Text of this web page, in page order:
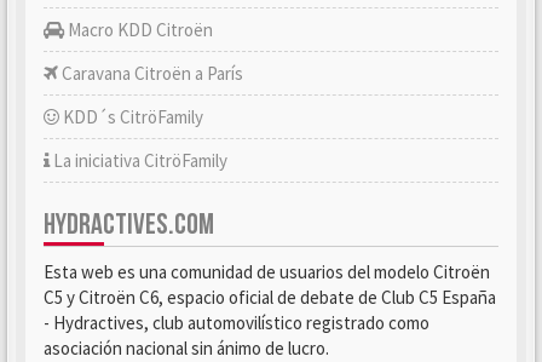
Macro KDD Citroën
Caravana Citroën a París
KDD´s CitröFamily
La iniciativa CitröFamily
HYDRACTIVES.COM
Esta web es una comunidad de usuarios del modelo Citroën
C5 y Citroën C6, espacio oficial de debate de Club C5 España
- Hydractives, club automovilístico registrado como
asociación nacional sin ánimo de lucro.